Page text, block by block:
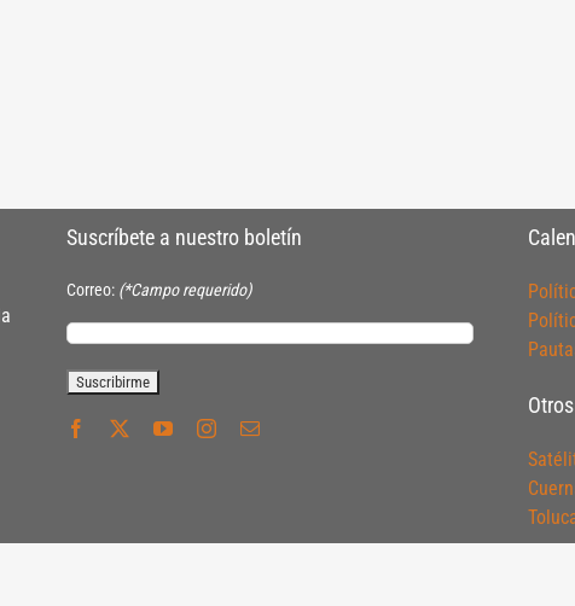
Suscríbete a nuestro boletín
Correo: (*Campo requerido)